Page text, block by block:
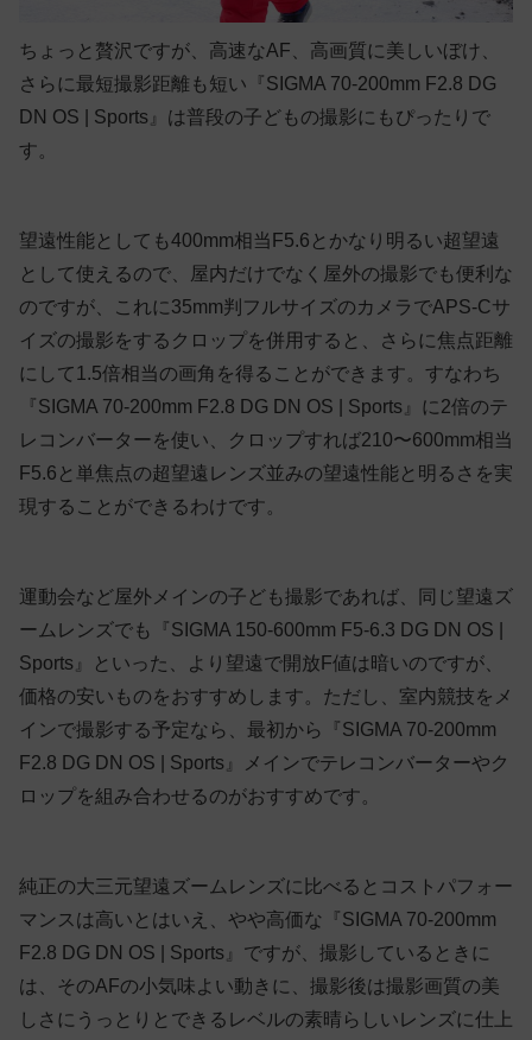
ちょっと贅沢ですが、高速なAF、高画質に美しいぼけ、
さらに最短撮影距離も短い『SIGMA 70-200mm F2.8 DG
DN OS | Sports』は普段の子どもの撮影にもぴったりで
す。
望遠性能としても400mm相当F5.6とかなり明るい超望遠
として使えるので、屋内だけでなく屋外の撮影でも便利な
のですが、これに35mm判フルサイズのカメラでAPS-Cサ
イズの撮影をするクロップを併用すると、さらに焦点距離
にして1.5倍相当の画角を得ることができます。すなわち
『SIGMA 70-200mm F2.8 DG DN OS | Sports』に2倍のテ
レコンバーターを使い、クロップすれば210〜600mm相当
F5.6と単焦点の超望遠レンズ並みの望遠性能と明るさを実
現することができるわけです。
運動会など屋外メインの子ども撮影であれば、同じ望遠ズ
ームレンズでも『SIGMA 150-600mm F5-6.3 DG DN OS |
Sports』といった、より望遠で開放F値は暗いのですが、
価格の安いものをおすすめします。ただし、室内競技をメ
インで撮影する予定なら、最初から『SIGMA 70-200mm
F2.8 DG DN OS | Sports』メインでテレコンバーターやク
ロップを組み合わせるのがおすすめです。
純正の大三元望遠ズームレンズに比べるとコストパフォー
マンスは高いとはいえ、やや高価な『SIGMA 70-200mm
F2.8 DG DN OS | Sports』ですが、撮影しているときに
は、そのAFの小気味よい動きに、撮影後は撮影画質の美
しさにうっとりとできるレベルの素晴らしいレンズに仕上